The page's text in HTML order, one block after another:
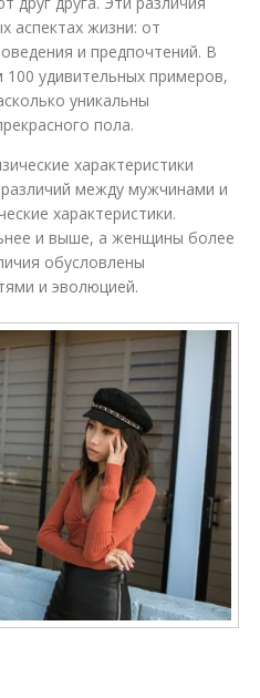
аспектах жизни: от
и предпочтений. В
удивительных примеров,
уникальны
пола.
характеристики
между мужчинами и
характеристики.
и выше, а женщины более
обусловлены
и эволюцией.